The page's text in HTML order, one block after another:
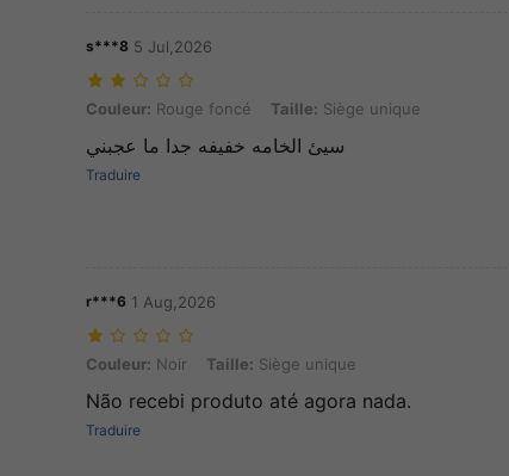
s***8 5 Jul,2026
Couleur: Rouge foncé, Taille: Siège unique
Couleur: Rouge foncé Taille: Siège unique
سيئ الخامه خفيفه جدا ما عجبني
Traduire
r***6 1 Aug,2026
Couleur: Noir, Taille: Siège unique
Couleur: Noir Taille: Siège unique
Não recebi produto até agora nada.
Traduire